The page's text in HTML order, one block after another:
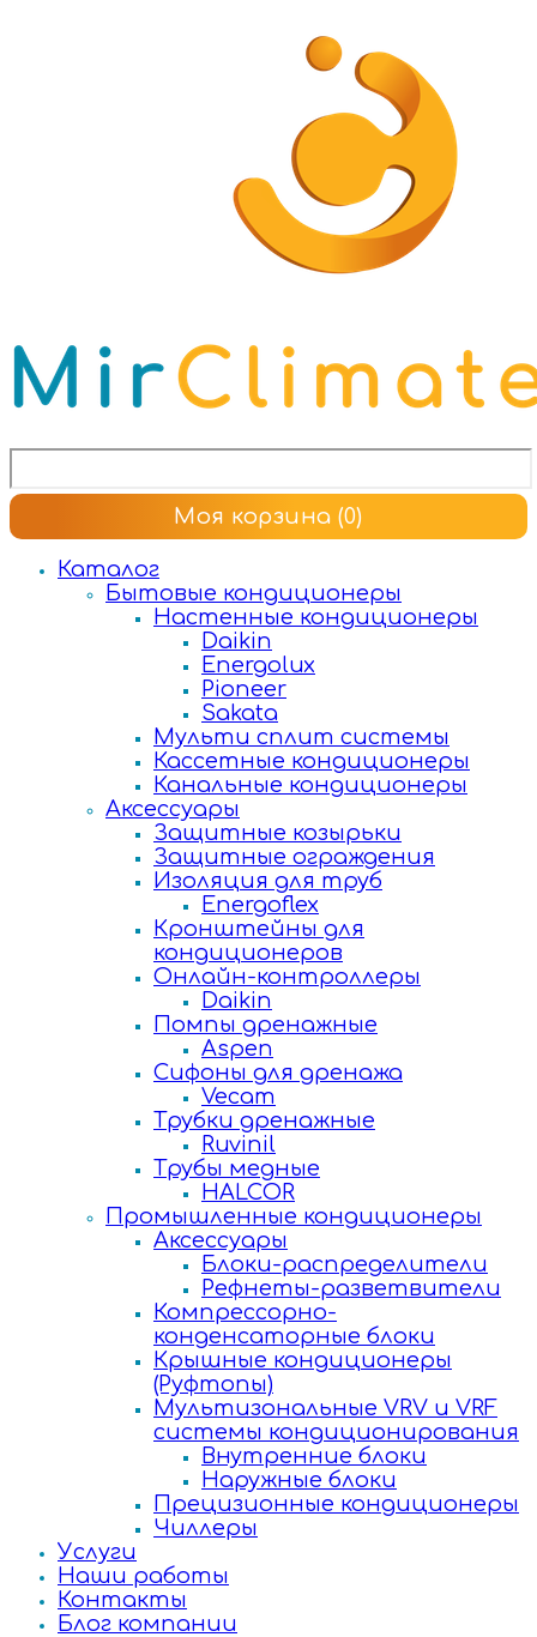
Моя корзина (0)
Каталог
Бытовые кондиционеры
Настенные кондиционеры
Daikin
Energolux
Pioneer
Sakata
Мульти сплит системы
Кассетные кондиционеры
Канальные кондиционеры
Аксессуары
Защитные козырьки
Защитные ограждения
Изоляция для труб
Energoflex
Кронштейны для
кондиционеров
Онлайн-контроллеры
Daikin
Помпы дренажные
Aspen
Сифоны для дренажа
Vecam
Трубки дренажные
Ruvinil
Трубы медные
HALCOR
Промышленные кондиционеры
Аксессуары
Блоки-распределители
Рефнеты-разветвители
Компрессорно-
конденсаторные блоки
Крышные кондиционеры
(Руфтопы)
Мультизональные VRV и VRF
системы кондиционирования
Внутренние блоки
Наружные блоки
Прецизионные кондиционеры
Чиллеры
Услуги
Наши работы
Контакты
Блог компании